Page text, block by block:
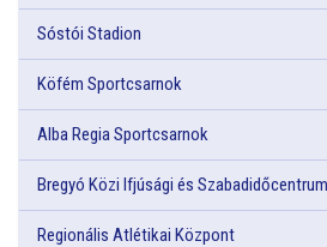
Sóstói Stadion
Köfém Sportcsarnok
Alba Regia Sportcsarnok
Bregyó Közi Ifjúsági és Szabadidőcentrum
Regionális Atlétikai Központ